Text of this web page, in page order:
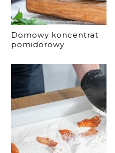
Domowy koncentrat
pomidorowy